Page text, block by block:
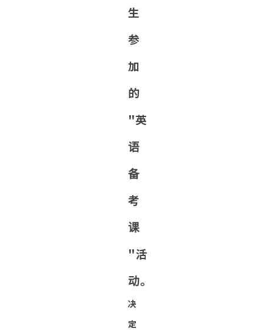
生
参
加
的
"英
语
备
考
课
"活
动。
决
定